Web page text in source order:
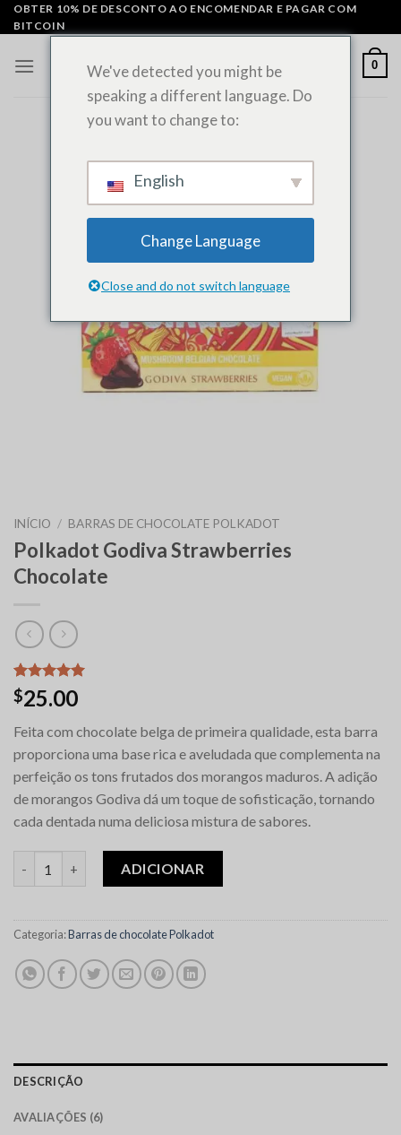
Saltar
para
conteúdo
OBTER 10% DE DESCONTO AO ENCOMENDAR E PAGAR COM
BITCOIN
0
INÍCIO / BARRAS DE CHOCOLATE POLKADOT
Polkadot Godiva Strawberries
Chocolate
Classificado
com5.00
base em
6
classificações
de clientes
$25.00
Feita com chocolate belga de primeira qualidade, esta barra
proporciona uma base rica e aveludada que complementa na
perfeição os tons frutados dos morangos maduros. A adição
de morangos Godiva dá um toque de sofisticação, tornando
cada dentada numa deliciosa mistura de sabores.
ADICIONAR
Categoria:Barras de chocolate Polkadot
DESCRIÇÃO
AVALIAÇÕES (6)
We've detected you might be
speaking a different language. Do
you want to change to:
English
Change Language
Close and do not switch language